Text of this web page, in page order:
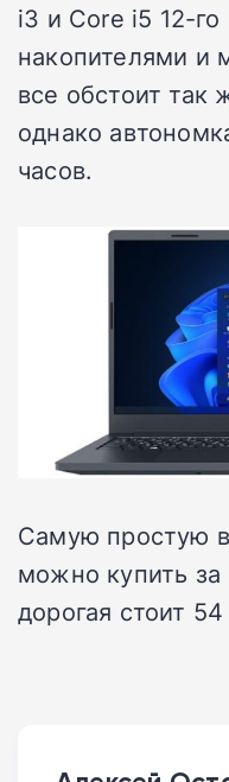
i3 и Core i5 12-
накопителями и
все обстоит так
однако
часов.
Самую простую
можно купить
дорогая стоит